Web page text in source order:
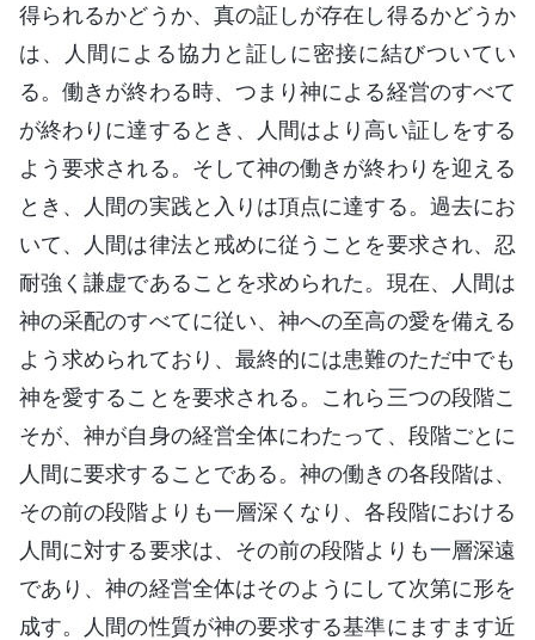
得られるかどうか、真の証しが存在し得るかどうか
は、人間による協力と証しに密接に結びついてい
る。働きが終わる時、つまり神による経営のすべて
が終わりに達するとき、人間はより高い証しをする
よう要求される。そして神の働きが終わりを迎える
とき、人間の実践と入りは頂点に達する。過去にお
いて、人間は律法と戒めに従うことを要求され、忍
耐強く謙虚であることを求められた。現在、人間は
神の采配のすべてに従い、神への至高の愛を備える
よう求められており、最終的には患難のただ中でも
神を愛することを要求される。これら三つの段階こ
そが、神が自身の経営全体にわたって、段階ごとに
人間に要求することである。神の働きの各段階は、
その前の段階よりも一層深くなり、各段階における
人間に対する要求は、その前の段階よりも一層深遠
であり、神の経営全体はそのようにして次第に形を
成す。人間の性質が神の要求する基準にますます近